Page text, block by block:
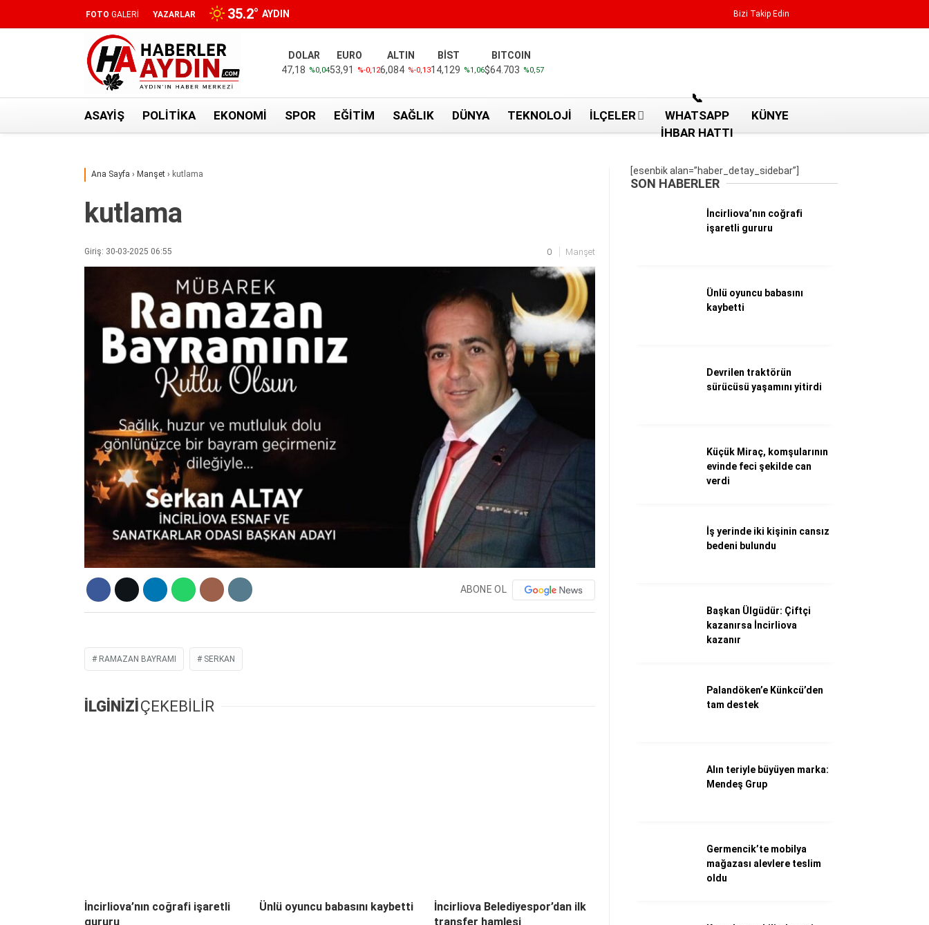
Aydın nöbetçi eczaneler
Künye
Nöbetçi Eczaneler
Süper Lig Puan Durumu
WhatsApp İhbar Hattı
Facebook
FOTO GALERİ YAZARLAR 35.2° AYDIN Bizi Takip Edin
DOLAR
47,18 %0,04
EURO
53,91
%-0,12
ALTIN
6,084 %-0,13
BİST
14,129 %1,06
BITCOIN
$64.703 %0,57
ASAYIŞ POLITIKA EKONOMI SPOR EĞITIM SAĞLIK DÜNYA TEKNOLOJI İLÇELER
📞
WHATSAPP
İHBAR HATTI
KÜNYE
Ana Sayfa › Manşet › kutlama
kutlama
Giriş: 30-03-2025 06:55 0 Manşet
ABONE OL
RAMAZAN BAYRAMI SERKAN
İLGİNİZİÇEKEBİLİR
İncirliova’nın coğrafi işaretli
gururu
Ünlü oyuncu babasını kaybetti
İncirliova Belediyespor’dan ilk
transfer hamlesi
[esenbik alan=”haber_detay_sidebar”]
SON HABERLER
İncirliova’nın coğrafi
işaretli gururu
Ünlü oyuncu babasını
kaybetti
Devrilen traktörün
sürücüsü yaşamını yitirdi
Küçük Miraç, komşularının
evinde feci şekilde can
verdi
İş yerinde iki kişinin cansız
bedeni bulundu
Başkan Ülgüdür: Çiftçi
kazanırsa İncirliova
kazanır
Palandöken’e Künkcü’den
tam destek
Alın teriyle büyüyen marka:
Mendeş Grup
Germencik’te mobilya
mağazası alevlere teslim
oldu